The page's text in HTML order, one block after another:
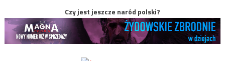
Czy jest jeszcze naród polski?